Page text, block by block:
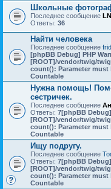
Школьные
Последнее сообщение
Ответы: 36
Найти человека
Последнее сообщение
[phpBB Debug] PHP
[ROOT]/vendor/twig/
count(): Parameter
Countable
Нужна помощь!
сестричек.
Последнее сообщение
Ответы: 7[phpBB
[ROOT]/vendor/twig/
count(): Parameter
Countable
Ищу подругу.
Последнее сообщение
Ответы: 7[phpBB
[ROOT]/vendor/twig/
count(): Parameter
Countable